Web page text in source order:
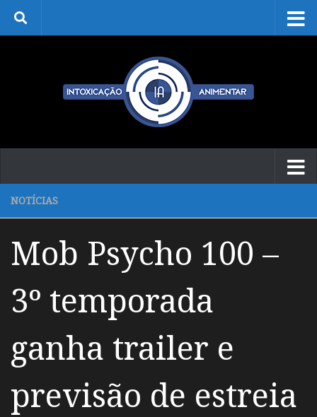
Skip to content
NOTÍCIAS
Mob Psycho 100 –
3º temporada
ganha trailer e
previsão de estreia